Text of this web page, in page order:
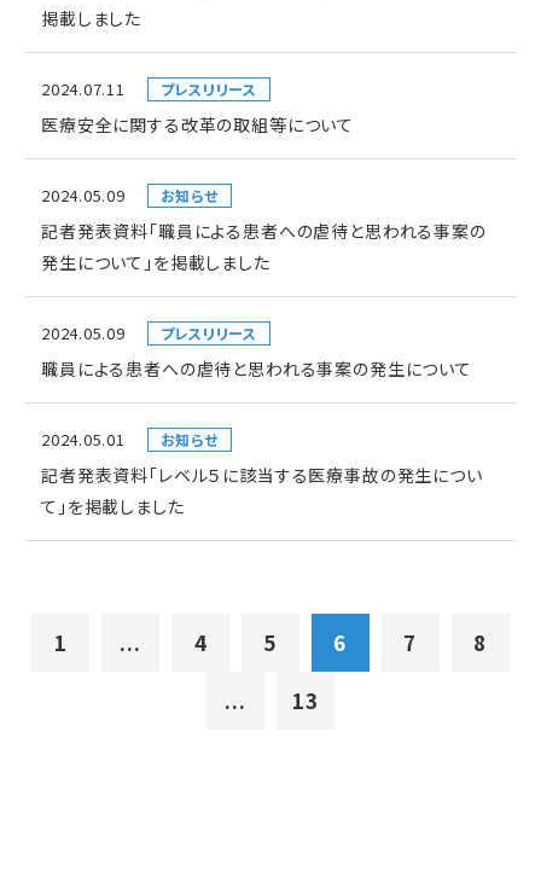
掲載しました
2024.07.11 プレスリリース
医療安全に関する改革の取組等について
2024.05.09 お知らせ
記者発表資料「職員による患者への虐待と思われる事案の
発生について」を掲載しました
2024.05.09 プレスリリース
職員による患者への虐待と思われる事案の発生について
2024.05.01 お知らせ
記者発表資料「レベル５に該当する医療事故の発生につい
て」を掲載しました
1 ... 4 5 6 7
8
...
13